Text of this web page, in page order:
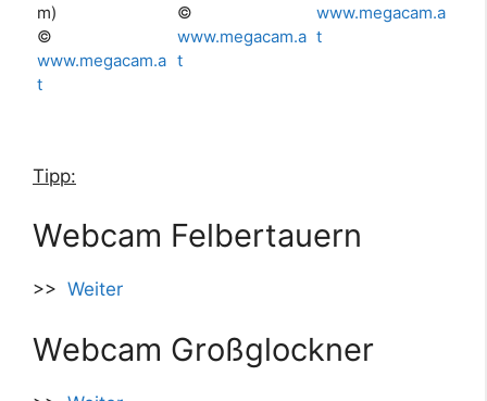
m)
©
www.megacam.a
t
©
www.megacam.a
t
www.megacam.a
t
Tipp:
Webcam Felbertauern
>> Weiter
Webcam Großglockner